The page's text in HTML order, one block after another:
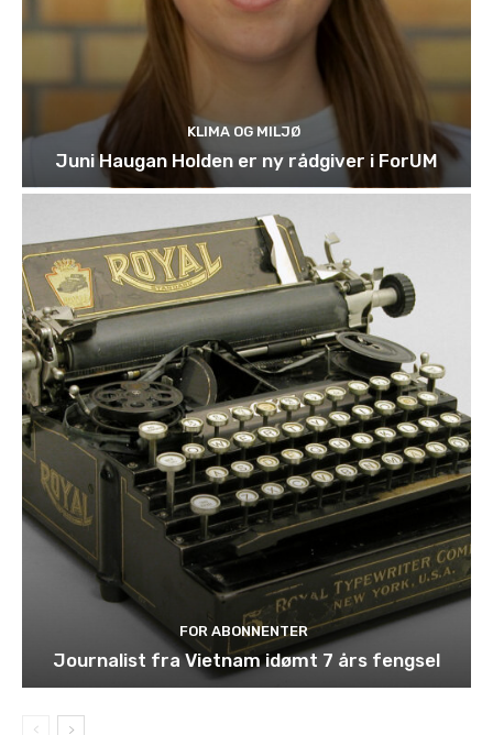
KLIMA OG MILJØ
Juni Haugan Holden er ny rådgiver i ForUM
FOR ABONNENTER
Journalist fra Vietnam idømt 7 års fengsel